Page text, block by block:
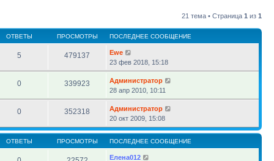
21 тема • Страница 1 из 1
ОТВЕТЫ ПРОСМОТРЫ ПОСЛЕДНЕЕ СООБЩЕНИЕ
5 479137
Ewe
23 фев 2018, 15:18
0 339923
Администратор
28 апр 2010, 10:11
0 352318
Администратор
20 окт 2009, 15:08
ОТВЕТЫ ПРОСМОТРЫ ПОСЛЕДНЕЕ СООБЩЕНИЕ
Елена012